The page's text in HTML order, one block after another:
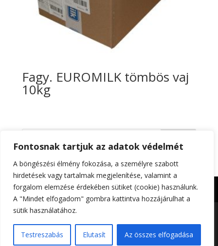
Fontosnak tartjuk az adatok védelmét
A böngészési élmény fokozása, a személyre szabott
hirdetések vagy tartalmak megjelenítése, valamint a
forgalom elemzése érdekében sütiket (cookie) használunk.
A "Mindet elfogadom" gombra kattintva hozzájárulhat a
sütik használatához.
Testreszabás Elutasít Az összes elfogadása
Fagy. EUROMILK tömbös vaj
10kg
Impresszum Adatkezelési tájékoztató
Foltin-Globe 2023. | All rights reserved | Készítette:
Gitta Grafika